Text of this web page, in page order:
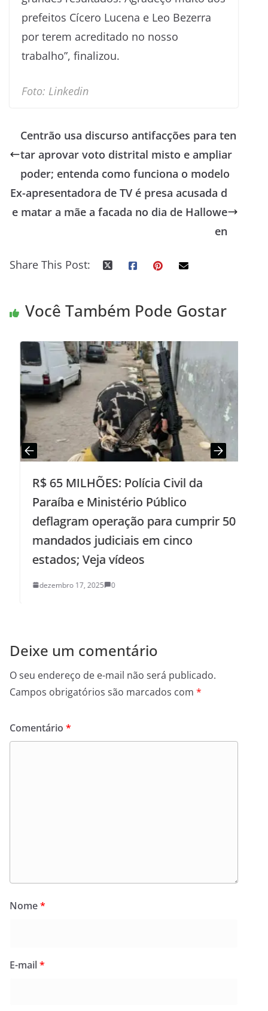
prefeitos Cícero Lucena e Leo Bezerra
por terem acreditado no nosso
trabalho”, finalizou.
Foto: Linkedin
Centrão usa discurso antifacções para ten
tar aprovar voto distrital misto e ampliar
poder; entenda como funciona o modelo
Ex-apresentadora de TV é presa acusada d
e matar a mãe a facada no dia de Hallowe
en
Share This Post:
Você Também Pode Gostar
R$ 65 MILHÕES: Polícia Civil da
Paraíba e Ministério Público
deflagram operação para cumprir 50
mandados judiciais em cinco
estados; Veja vídeos
dezembro 17, 2025 0
Deixe um comentário
O seu endereço de e-mail não será publicado.
Campos obrigatórios são marcados com *
Comentário *
Nome*
E-mail*